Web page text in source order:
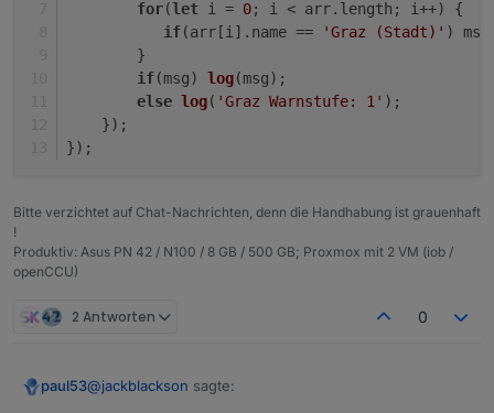
for(let i = 0; i < arr. length ; i++) {
if(arr[i]. name == 'Graz (Stadt)' )
        }
if(msg) log(msg);
else log( 'Graz Warnstufe: 1' );
    });
});
Bitte verzichtet auf Chat-Nachrichten, denn die Handhabung ist grauenhaft
!
Produktiv: Asus PN 42 / N100 / 8 GB / 500 GB; Proxmox mit 2 VM (iob /
openCCU)
2 Antworten 0
paul53@jackblackson sagte: